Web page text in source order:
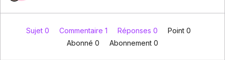
Sujet 0 Commentaire 1 Réponses 0
Point 0
Abonné 0 Abonnement 0